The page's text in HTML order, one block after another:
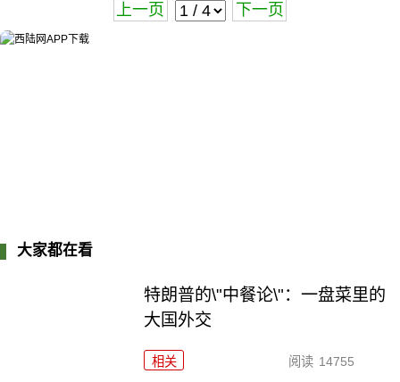
上一页 下一页
大家都在看
特朗普的\"中餐论\"：一盘菜里的
大国外交
相关 阅读 14755